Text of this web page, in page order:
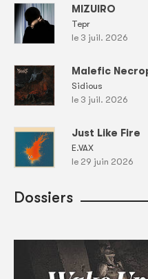
MIZUIRO
Tepr
le 3 juil. 2026
Malefic
Sidious
le 3 juil. 2026
Just Like Fire
E.VAX
le 29 juin 2026
Dossiers